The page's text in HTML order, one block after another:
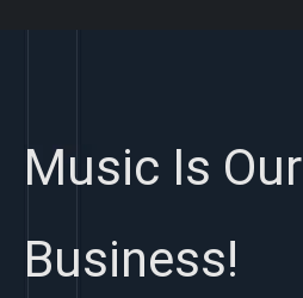
Music Is Our
Business!